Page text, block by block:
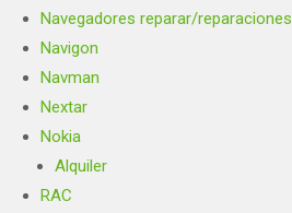
Navegadores reparar/reparaciones
Navigon
Navman
Nextar
Nokia
Alquiler
RAC